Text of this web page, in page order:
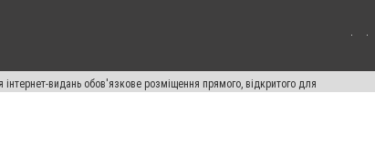
видань обов'язкове розміщення прямого, відкритого для